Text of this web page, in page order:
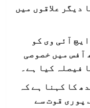
دیگر علاقوں میں
آئی وی کو
آفس میں خصوصی
فیصلہ کیا ہے۔
کا کہنا ہے کہ
پوری قوت سے